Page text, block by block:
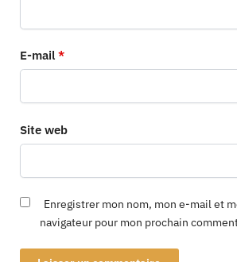
E-mail *
Site web
Enregistrer mon nom, mon e-mail et
navigateur pour mon prochain